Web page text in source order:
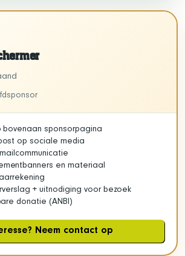
sponsorpagina
op sociale media
en materiaal
+ uitnodiging voor bezoek
donatie (ANBI)
Neem contact op